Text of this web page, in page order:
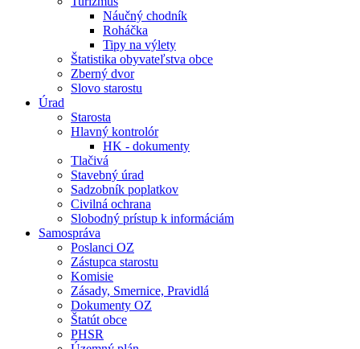
Náučný chodník
Roháčka
Tipy na výlety
Štatistika obyvateľstva obce
Zberný dvor
Slovo starostu
Úrad
Starosta
Hlavný kontrolór
HK - dokumenty
Tlačivá
Stavebný úrad
Sadzobník poplatkov
Civilná ochrana
Slobodný prístup k informáciám
Samospráva
Poslanci OZ
Zástupca starostu
Komisie
Zásady, Smernice, Pravidlá
Dokumenty OZ
Štatút obce
PHSR